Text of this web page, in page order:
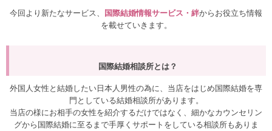
今回より新たなサービス、 国際結婚情報サービス・絆からお役立ち情報
を載せていきます。
国際結婚相談所とは？
外国人女性と結婚したい日本人男性の為に、当店をはじめ国際結婚を専
門としている結婚相談所があります。
当店の様にお相手の女性を紹介するだけではなく、細かなカウンセリン
グから国際結婚に至るまで手厚くサポートをしている相談所もありま